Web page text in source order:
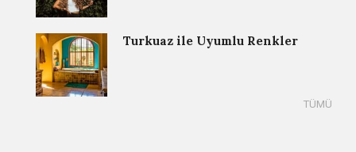
Turkuaz ile Uyumlu Renkler